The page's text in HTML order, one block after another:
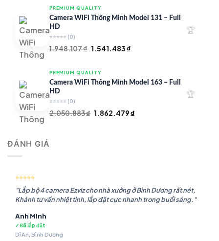
là:
2.544.745 ₫.
là:
PREMIUM QUALITY
Camera WiFi Thông Minh Model 131 – Full
HD
⭐⭐⭐⭐⭐ (0)
1.948.107₫ Giá
là:
1.948.107 ₫.
1.541.483₫
là:
🏆
PREMIUM QUALITY
Camera WiFi Thông Minh Model 163 – Full
HD
⭐⭐⭐⭐⭐ (0)
2.050.883₫ Giá
1.862.479₫
🏆
ĐÁNH GIÁ
⭐⭐⭐⭐⭐
"Lắp bộ 4 camera Ezviz cho nhà xưởng ở Bình Dương rất nét,
Khánh tư vấn nhiệt tình, lắp đặt cực nhanh trong buổi sáng."
Anh Minh
✓ Đã lắp đặt
Dĩ An, Bình Dương